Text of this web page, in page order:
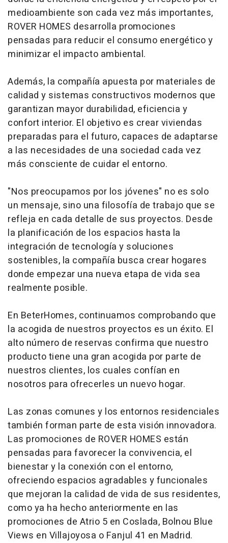
medioambiente son cada vez más importantes,
ROVER HOMES desarrolla promociones
pensadas para reducir el consumo energético y
minimizar el impacto ambiental.
Además, la compañía apuesta por materiales de
calidad y sistemas constructivos modernos que
garantizan mayor durabilidad, eficiencia y
confort interior. El objetivo es crear viviendas
preparadas para el futuro, capaces de adaptarse
a las necesidades de una sociedad cada vez
más consciente de cuidar el entorno.
"Nos preocupamos por los jóvenes" no es solo
un mensaje, sino una filosofía de trabajo que se
refleja en cada detalle de sus proyectos. Desde
la planificación de los espacios hasta la
integración de tecnología y soluciones
sostenibles, la compañía busca crear hogares
donde empezar una nueva etapa de vida sea
realmente posible.
En BeterHomes, continuamos comprobando que
la acogida de nuestros proyectos es un éxito. El
alto número de reservas confirma que nuestro
producto tiene una gran acogida por parte de
nuestros clientes, los cuales confían en
nosotros para ofrecerles un nuevo hogar.
Las zonas comunes y los entornos residenciales
también forman parte de esta visión innovadora.
Las promociones de ROVER HOMES están
pensadas para favorecer la convivencia, el
bienestar y la conexión con el entorno,
ofreciendo espacios agradables y funcionales
que mejoran la calidad de vida de sus residentes,
como ya ha hecho anteriormente en las
promociones de Atrio 5 en Coslada, Bolnou Blue
Views en Villajoyosa o Fanjul 41 en Madrid.